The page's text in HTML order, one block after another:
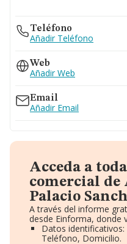
Teléfono
Añadir Teléfono
Web
Añadir Web
Email
Añadir Email
Acceda a
comercial de
Palacio
A través del informe
desde Einforma, donde
Datos
Teléfono, Domicilio.